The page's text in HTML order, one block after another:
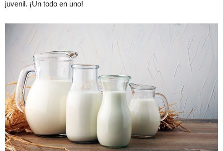
juvenil. ¡Un todo en uno!